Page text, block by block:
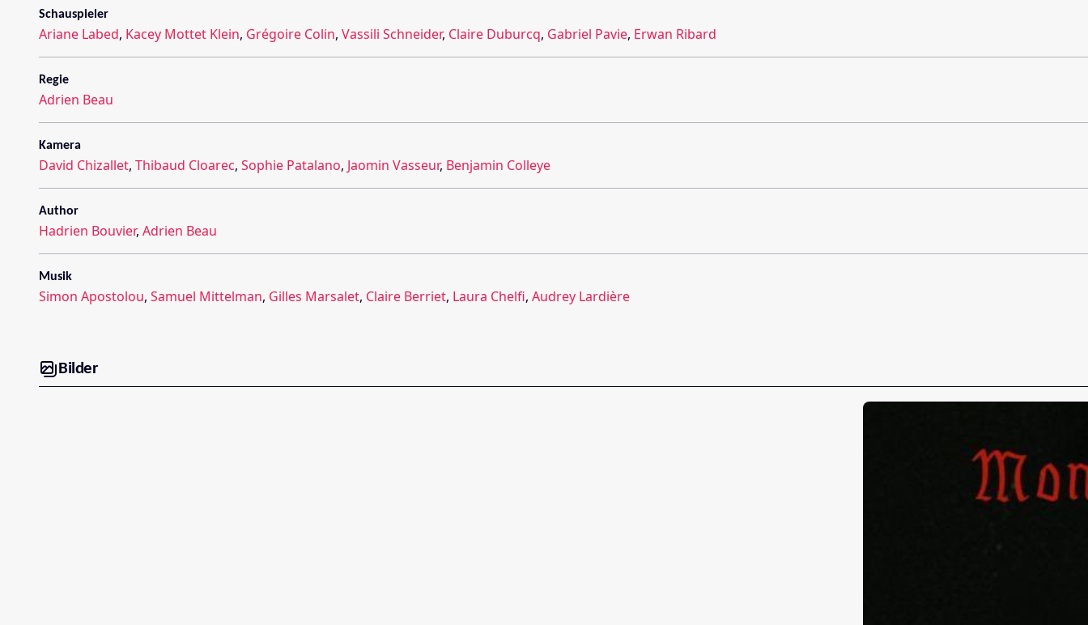
Schauspieler
Ariane Labed, Kacey Mottet Klein, Grégoire Colin, Vassili Schneider, Claire Duburcq, Gabriel Pavie, Erwan Ribard
Regie
Adrien Beau
Kamera
David Chizallet, Thibaud Cloarec, Sophie Patalano, Jaomin Vasseur, Benjamin Colleye
Author
Hadrien Bouvier, Adrien Beau
Musik
Simon Apostolou, Samuel Mittelman, Gilles Marsalet, Claire Berriet, Laura Chelfi, Audrey Lardière
Bilder